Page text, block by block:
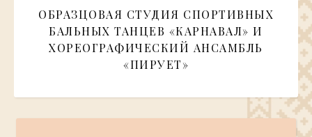
ОБРАЗЦОВАЯ СТУДИЯ СПОРТИВНЫХ
БАЛЬНЫХ ТАНЦЕВ «КАРНАВАЛ» И
ХОРЕОГРАФИЧЕСКИЙ АНСАМБЛЬ
«ПИРУЕТ»